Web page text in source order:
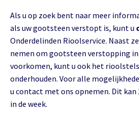
Als u op zoek bent naar meer
als uw gootsteen verstopt is, kunt u
Onderdelinden Rioolservice. Naast
nemen om gootsteen verstopping in
voorkomen, kunt u ook het
onderhouden. Voor alle
u contact met ons opnemen. Dit kan
in de week.